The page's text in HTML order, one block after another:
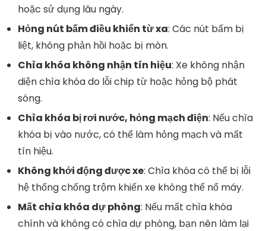
hoặc sử dụng lâu ngày.
Hỏng nút bấm điều khiển từ xa: Các nút bấm bị
liệt, không phản hồi hoặc bị mòn.
Chìa khóa không nhận tín hiệu: Xe không nhận
diện chìa khóa do lỗi chip từ hoặc hỏng bộ phát
sóng.
Chìa khóa bị rơi nước, hỏng mạch điện: Nếu chìa
khóa bị vào nước, có thể làm hỏng mạch và mất
tín hiệu.
Không khởi động được xe: Chìa khóa có thể bị lỗi
hệ thống chống trộm khiến xe không thể nổ máy.
Mất chìa khóa dự phòng: Nếu mất chìa khóa
chính và không có chìa dự phòng, bạn nên làm lại